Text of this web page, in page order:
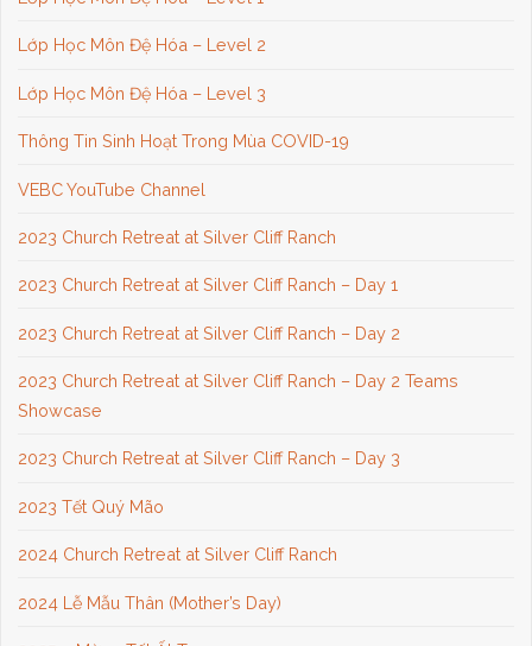
Lớp Học Môn Đệ Hóa – Level 2
Lớp Học Môn Đệ Hóa – Level 3
Thông Tin Sinh Hoạt Trong Mùa COVID-19
VEBC YouTube Channel
2023 Church Retreat at Silver Cliff Ranch
2023 Church Retreat at Silver Cliff Ranch – Day 1
2023 Church Retreat at Silver Cliff Ranch – Day 2
2023 Church Retreat at Silver Cliff Ranch – Day 2 Teams
Showcase
2023 Church Retreat at Silver Cliff Ranch – Day 3
2023 Tết Quý Mão
2024 Church Retreat at Silver Cliff Ranch
2024 Lễ Mẫu Thân (Mother’s Day)